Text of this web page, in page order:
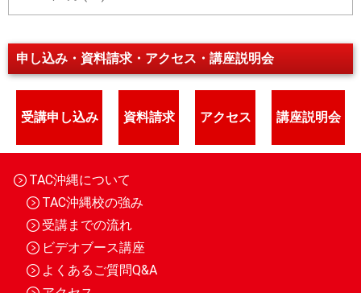
申し込み・資料請求・アクセス・講座説明会
受講申し込み 資料請求 アクセス 講座説明会
TAC沖縄について
TAC沖縄校の強み
受講までの流れ
ビデオブース講座
よくあるご質問Q&A